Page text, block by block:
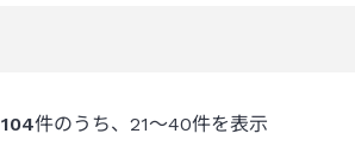
104件のうち、 21～40件を表示